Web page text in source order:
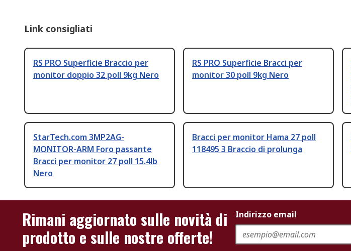
Link consigliati
RS PRO Superficie Braccio per
monitor doppio 32 poll 9kg Nero
RS PRO Superficie Bracci per
monitor 30 poll 9kg Nero
StarTech.com 3MP2AG-
MONITOR-ARM Foro passante
Bracci per monitor 27 poll 15.4lb
Nero
Bracci per monitor Hama 27 poll
118495 3 Braccio di prolunga
Rimani aggiornato sulle novità di
prodotto e sulle nostre offerte!
Indirizzo email